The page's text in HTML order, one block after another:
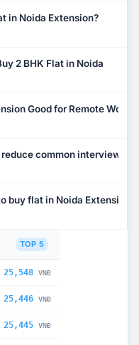
in Noida Extension?
2 BHK Flat in Noida
Good for Remote Work?
common interview
buy flat in Noida Extension?
TOP 5
25,548 VNĐ
25,446 VNĐ
25,445 VNĐ